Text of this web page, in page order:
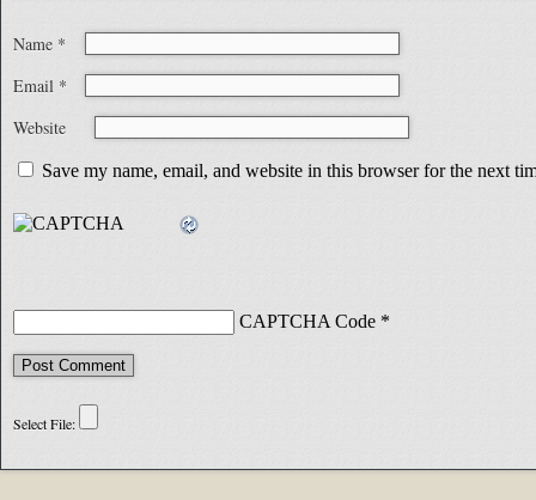
Name *
Email *
Website
Save my name, email, and website in this browser for the next
CAPTCHA Code *